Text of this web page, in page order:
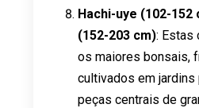
Hachi-uye (102-152
(152-203 cm): Estas
os maiores bonsais,
cultivados em
peças centrais de